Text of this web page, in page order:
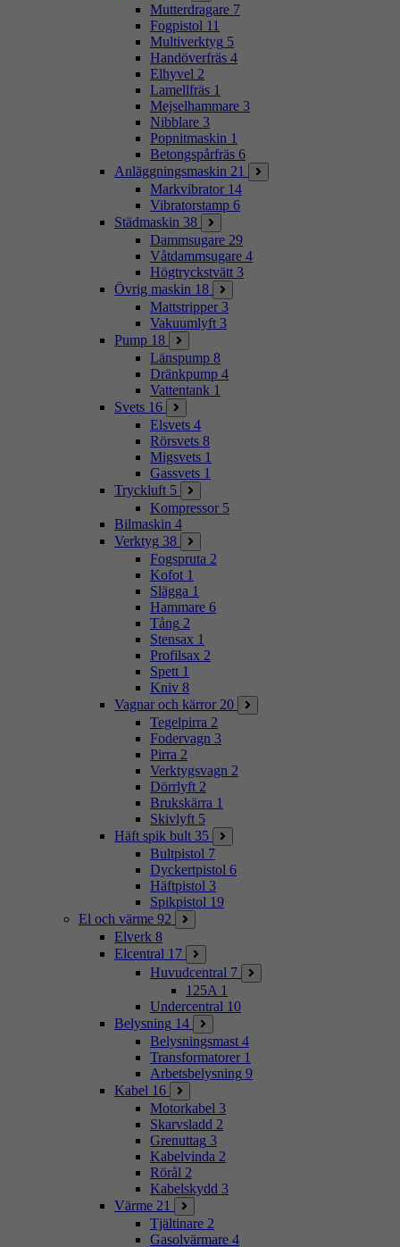
Mutterdragare 7
Fogpistol 11
Multiverktyg 5
Handöverfräs 4
Elhyvel 2
Lamellfräs 1
Mejselhammare 3
Nibblare 3
Popnitmaskin 1
Betongspårfräs 6
Anläggningsmaskin 21
Markvibrator 14
Vibratorstamp 6
Städmaskin 38
Dammsugare 29
Våtdammsugare 4
Högtryckstvätt 3
Övrig maskin 18
Mattstripper 3
Vakuumlyft 3
Pump 18
Länspump 8
Dränkpump 4
Vattentank 1
Svets 16
Elsvets 4
Rörsvets 8
Migsvets 1
Gassvets 1
Tryckluft 5
Kompressor 5
Bilmaskin 4
Verktyg 38
Fogspruta 2
Kofot 1
Slägga 1
Hammare 6
Tång 2
Stensax 1
Profilsax 2
Spett 1
Kniv 8
Vagnar och kärror 20
Tegelpirra 2
Fodervagn 3
Pirra 2
Verktygsvagn 2
Dörrlyft 2
Brukskärra 1
Skivlyft 5
Häft spik bult 35
Bultpistol 7
Dyckertpistol 6
Häftpistol 3
Spikpistol 19
El och värme 92
Elverk 8
Elcentral 17
Huvudcentral 7
125A 1
Undercentral 10
Belysning 14
Belysningsmast 4
Transformatorer 1
Arbetsbelysning 9
Kabel 16
Motorkabel 3
Skarvsladd 2
Grenuttag 3
Kabelvinda 2
Rörål 2
Kabelskydd 3
Värme 21
Tjältinare 2
Gasolvärmare 4